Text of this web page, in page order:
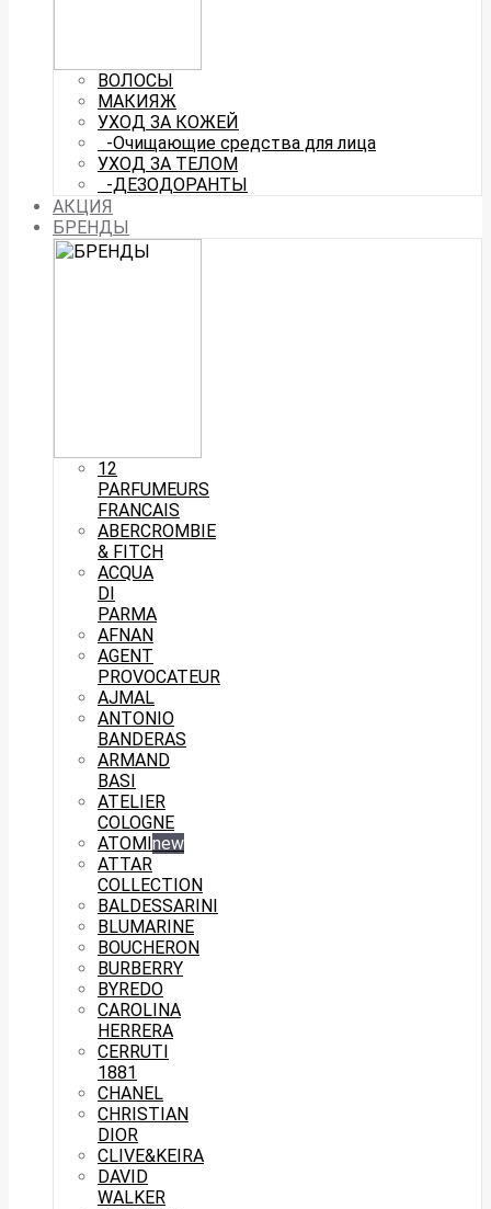
ВОЛОСЫ
МАКИЯЖ
УХОД ЗА КОЖЕЙ
-Очищающие средства для лица
УХОД ЗА ТЕЛОМ
-ДЕЗОДОРАНТЫ
АКЦИЯ
БРЕНДЫ
12
PARFUMEURS
FRANCAIS
ABERCROMBIE
& FITCH
ACQUA
DI
PARMA
AFNAN
AGENT
PROVOCATEUR
AJMAL
ANTONIO
BANDERAS
ARMAND
BASI
ATELIER
COLOGNE
ATOMI new
ATTAR
COLLECTION
BALDESSARINI
BLUMARINE
BOUCHERON
BURBERRY
BYREDO
CAROLINA
HERRERA
CERRUTI
1881
CHANEL
CHRISTIAN
DIOR
CLIVE&KEIRA
DAVID
WALKER